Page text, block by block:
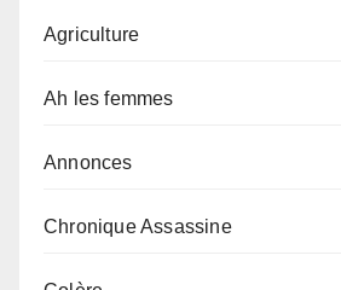
Agriculture
Ah les femmes
Annonces
Chronique Assassine